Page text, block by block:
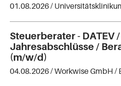
01.08.2026 /
Steuerberater - DATEV /
Jahresabschlüsse /
(m/w/d)
04.08.2026 /Workwise GmbH /